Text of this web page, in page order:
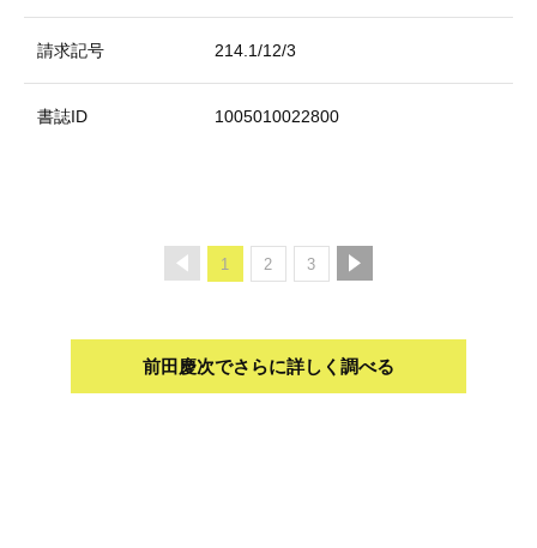
請求記号 214.1/12/3
書誌ID 1005010022800
1 2 3
前田慶次でさらに詳しく調べる